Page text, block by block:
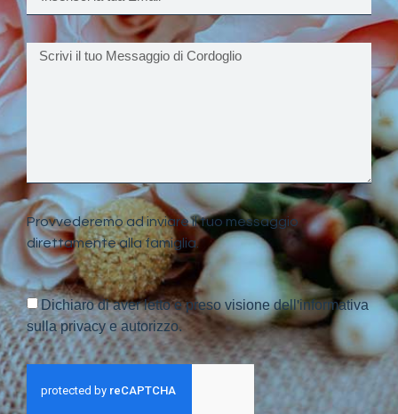
Provvederemo ad inviare il tuo messaggio
direttamente alla famiglia.
Dichiaro di aver letto e preso visione dell'informativa
sulla privacy e autorizzo.